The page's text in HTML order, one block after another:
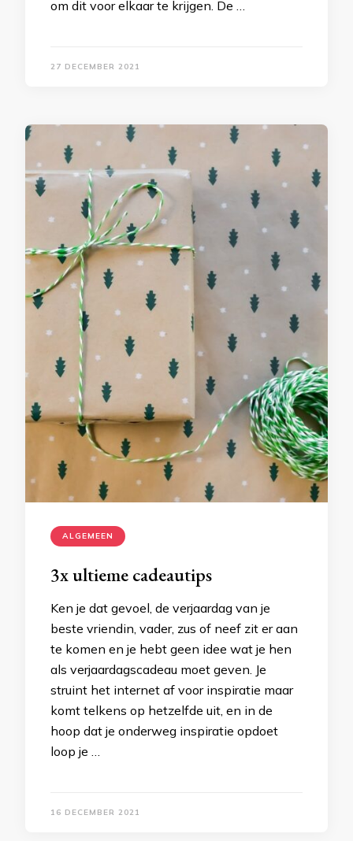
om dit voor elkaar te krijgen. De …
27 DECEMBER 2021
ALGEMEEN
3x ultieme cadeautips
Ken je dat gevoel, de verjaardag van je
beste vriendin, vader, zus of neef zit er aan
te komen en je hebt geen idee wat je hen
als verjaardagscadeau moet geven. Je
struint het internet af voor inspiratie maar
komt telkens op hetzelfde uit, en in de
hoop dat je onderweg inspiratie opdoet
loop je …
16 DECEMBER 2021